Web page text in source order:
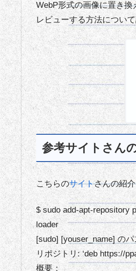
WebP形式の画像に置き
レビューする方法につい
参考サイトさん
こちらのサイトさんの紹
$ sudo add-apt-repository
loader
[sudo] [youser_name] の
リポジトリ: ‘deb https://
概要：